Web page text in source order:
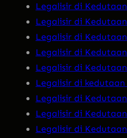
Legalisir di
Legalisir di
Legalisir di
Legalisir di
Legalisir di
Legalisir di
Legalisir di
Legalisir di
Legalisir di